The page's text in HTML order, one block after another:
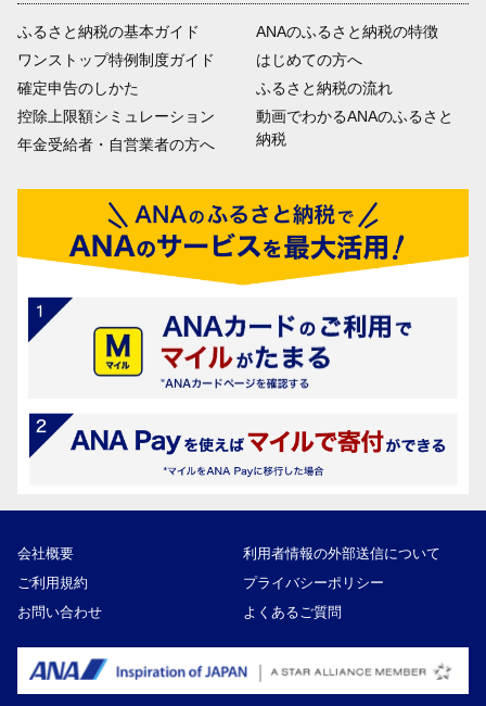
ふるさと納税の基本ガイド
ワンストップ特例制度ガイド
確定申告のしかた
控除上限額シミュレーション
年金受給者・自営業者の方へ
ANAのふるさと納税の特徴
はじめての方へ
ふるさと納税の流れ
動画でわかるANAのふるさと
納税
会社概要
利用者情報の外部送信について
ご利用規約
プライバシーポリシー
お問い合わせ
よくあるご質問